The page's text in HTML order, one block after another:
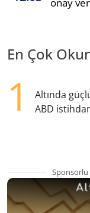
En Çok
1
Altında
ABD
Sponsorlu